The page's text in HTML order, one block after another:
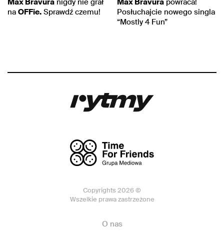
na OFFie. Sprawdź czemu!
Posłuchajcie nowego singla
“Mostly 4 Fun”
Copyrights 2026 ©
Wszelkie prawa zastrzeżone
O nas